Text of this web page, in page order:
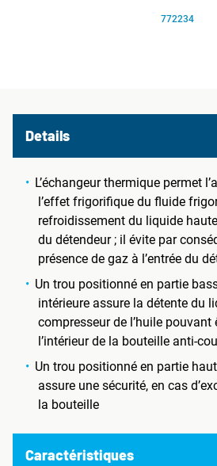
772234
Details
L’échangeur thermique permet
l’effet frigorifique du fluide
refroidissement du liquide
du détendeur ; il évite par
présence de gaz à l’entrée du
Un trou positionné en partie
intérieure assure la détente du
compresseur de l’huile pouvant
l’intérieur de la bouteille anti-
Un trou positionné en partie
assure une sécurité, en cas
la bouteille
Caractéristiques